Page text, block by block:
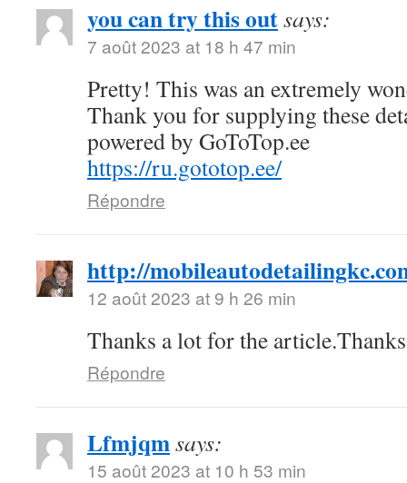
you can try this outsays:
7 août 2023 at 18 h 47 min
Pretty! This was an extremely
Thank you for supplying these
powered by GoToTop.ee
https://ru.gototop.ee/
Répondre
http://
12 août 2023 at 9 h 26 min
Thanks a lot for the
Répondre
Lfmjqmsays:
15 août 2023 at 10 h 53 min